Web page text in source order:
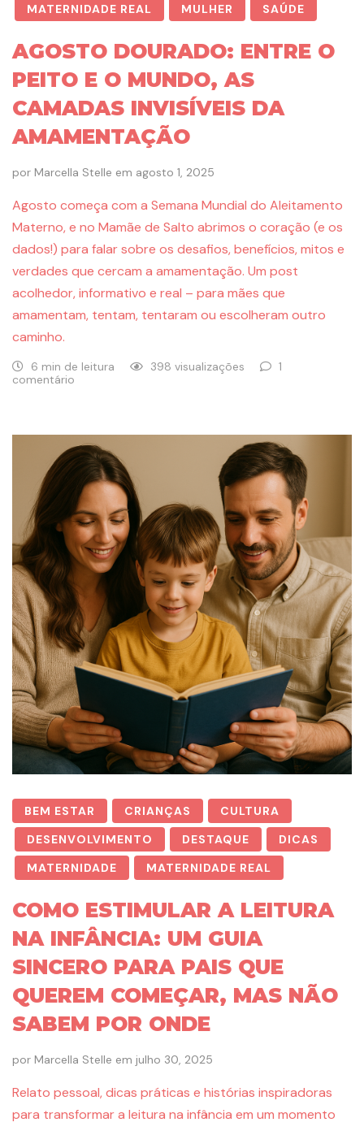
MATERNIDADE REAL
MULHER SAÚDE
AGOSTO DOURADO: ENTRE O
PEITO E O MUNDO, AS
CAMADAS INVISÍVEIS DA
AMAMENTAÇÃO
por Marcella Stelle em agosto 1, 2025
Agosto começa com a Semana Mundial do Aleitamento
Materno, e no Mamãe de Salto abrimos o coração (e os
dados!) para falar sobre os desafios, benefícios, mitos e
verdades que cercam a amamentação. Um post
acolhedor, informativo e real – para mães que
amamentam, tentam, tentaram ou escolheram outro
caminho.
6 min de leitura 398 visualizações
1
comentário
BEM ESTAR CRIANÇAS
CULTURA
DESENVOLVIMENTO
DESTAQUE
DICAS
MATERNIDADE
MATERNIDADE REAL
COMO ESTIMULAR A LEITURA
NA INFÂNCIA: UM GUIA
SINCERO PARA PAIS QUE
QUEREM COMEÇAR, MAS NÃO
SABEM POR ONDE
por Marcella Stelle em julho 30, 2025
Relato pessoal, dicas práticas e histórias inspiradoras
para transformar a leitura na infância em um momento